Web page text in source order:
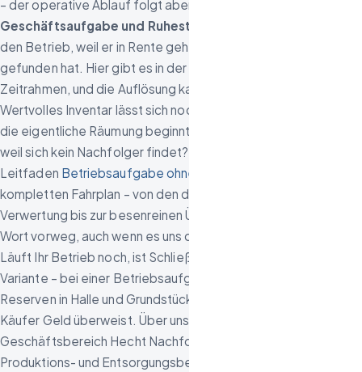
– der operative Ablauf folgt aber einem ähnlichen Muster:
Geschäftsaufgabe und Ruhestand:
den Betrieb, weil er in Rente geht oder keine Nachfolge
gefunden hat. Hier gibt es in der Regel einen planbaren
Zeitrahmen, und die Auflösung kann geordnet ablaufen.
Wertvolles Inventar lässt sich noch in Ruhe verkaufen, bevor
die eigentliche Räumung beginnt. Sie geben Ihren Betrieb auf,
weil sich kein Nachfolger findet? Unser ausführlicher
Leitfaden Betriebsaufgabe ohne Nachfolger
kompletten Fahrplan – von den drei Wegen über die Inventar-
Verwertung bis zur besenreinen Übergabe. Und ein ehrliches
Wort vorweg, auch wenn es uns diesen Auftrag kosten kann:
Läuft Ihr Betrieb noch, ist Schließen selten die günstigste
Variante – bei einer Betriebsaufgabe werden die stillen
Reserven in Halle und Grundstück versteuert, ohne dass ein
Käufer Geld überweist. Über unseren eigenen
Geschäftsbereich Hecht Nachfolge kaufen wir Handwerks-,
Produktions- und Entsorgungsbetriebe mit 3 bis 50